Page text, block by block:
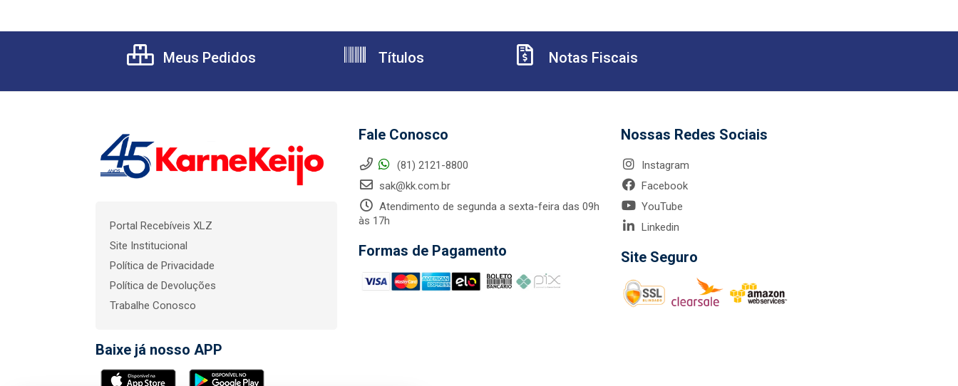
Meus Pedidos Títulos Notas Fiscais
Portal Recebíveis XLZ
Site Institucional
Política de Privacidade
Política de Devoluções
Trabalhe Conosco
Baixe já nosso APP
Fale Conosco
(81) 2121-8800
sak@kk.com.br
Atendimento de segunda a sexta-feira das 09h
às 17h
Formas de Pagamento
Nossas Redes Sociais
Instagram
Facebook
YouTube
Linkedin
Site Seguro